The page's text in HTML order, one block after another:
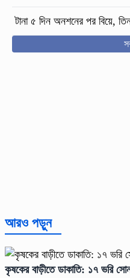
টানা ৫ দিন অনশনের পর বিয়ে,
আরও পড়ুন
কৃষকের বাড়ীতে ডাকাতি: ১৭ ভরি